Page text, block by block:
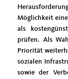
Möglichkeit
als
prüfen. Als
Priorität
sozialen
sowie der